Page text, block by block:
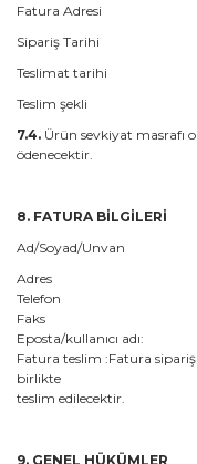
Fatura Adresi
Sipariş Tarihi
Teslimat tarihi
Teslim şekli
7.4. Ürün sevkiyat masrafı
ödenecektir.
8. FATURA BİLGİLERİ
Ad/Soyad/Unvan
Adres
Telefon
Faks
Eposta/kullanıcı adı:
Fatura teslim :Fatura sipariş
birlikte
teslim edilecektir.
9. GENEL HÜKÜMLER